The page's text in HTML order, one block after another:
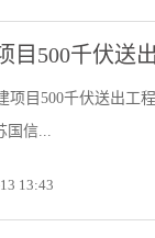
目500千伏送
项目500千伏送出
国信...
13:43